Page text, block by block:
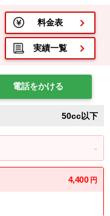
料金表
実績一覧
電話をかける
50cc以下
-
4,400 円